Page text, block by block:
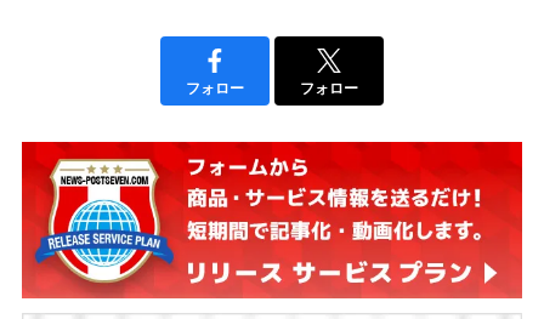
フォロー フォロー